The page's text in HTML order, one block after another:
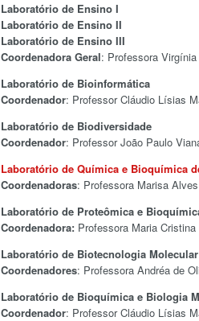
Laboratório de Ensino I
Laboratório de Ensino II
Laboratório de Ensino III
Coordenadora Geral: Professora
Laboratório de Bioinformática
Coordenador: Professor Cláudio Lísias
Laboratório de Biodiversidade
Coordenador: Professor João Paulo
Laboratório de Química e Bioquímica
Coordenadoras: Professora Marisa
Laboratório de Proteômica e
Coordenadora: Professora Maria
Laboratório de Biotecnologia Molecular
Coordenadores: Professora Andréa de
Laboratório de Bioquímica e Biologia
Coordenador: Professor Cláudio Lísias